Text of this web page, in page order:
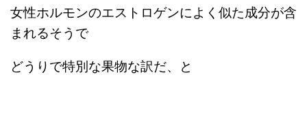
女性ホルモンのエストロゲンによく似た成分が含
まれるそうで
どうりで特別な果物な訳だ、と